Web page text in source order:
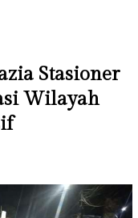
Stasioner
Wilayah